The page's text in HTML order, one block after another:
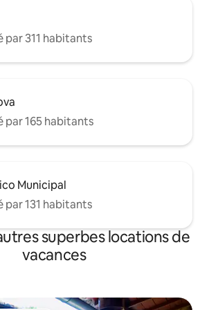
par 311 habitants
par 165 habitants
Municipal
par 131 habitants
superbes locations de
vacances